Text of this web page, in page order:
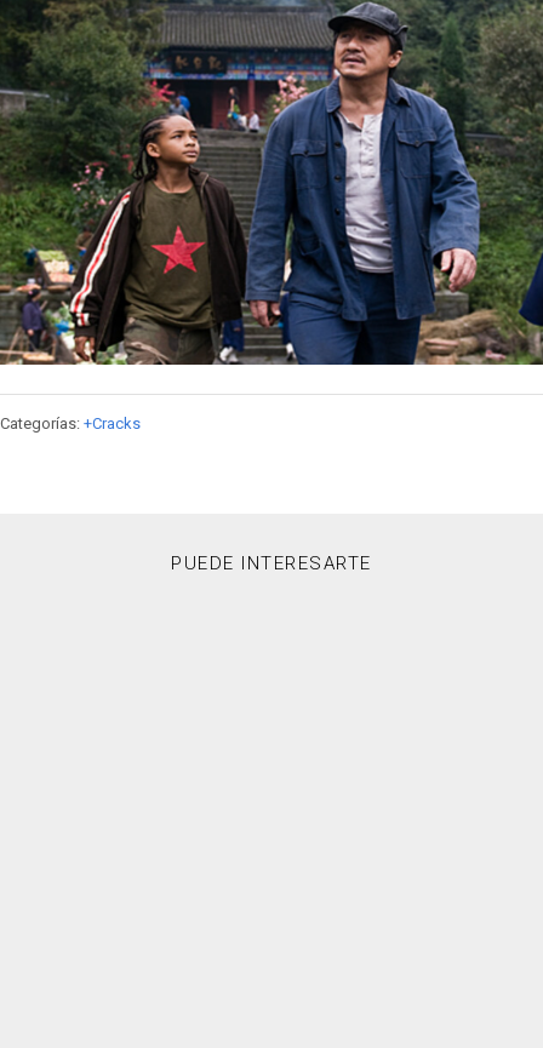
Categorías: +Cracks
PUEDE INTERESARTE